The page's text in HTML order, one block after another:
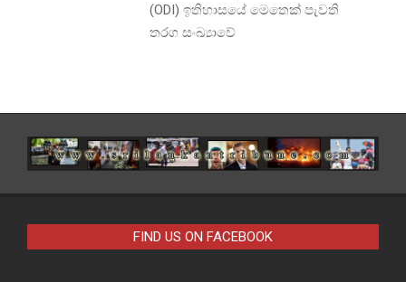
(ODI) ඉතිහාසයේ මෙතෙක් පැවති
තරග සංඛ්‍යාවේ
FIND US ON FACEBOOK